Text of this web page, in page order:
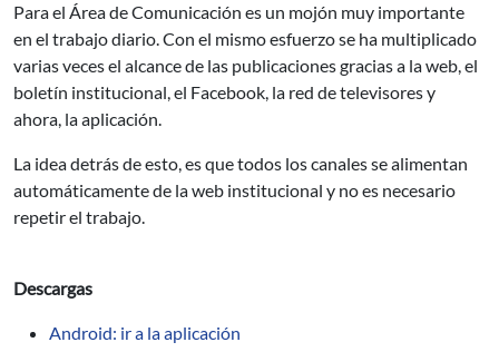
Para el Área de Comunicación es un mojón muy importante
en el trabajo diario. Con el mismo esfuerzo se ha multiplicado
varias veces el alcance de las publicaciones gracias a la web, el
boletín institucional, el Facebook, la red de televisores y
ahora, la aplicación.
La idea detrás de esto, es que todos los canales se alimentan
automáticamente de la web institucional y no es necesario
repetir el trabajo.
Descargas
Android: ir a la aplicación